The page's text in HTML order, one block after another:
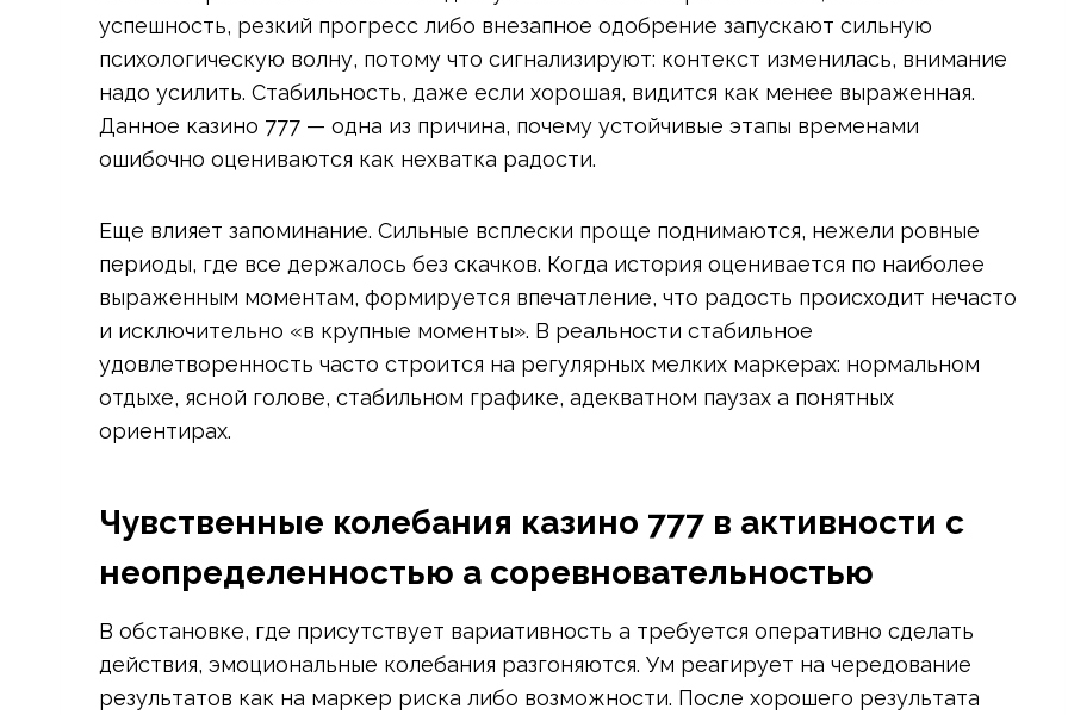
успешность, резкий прогресс либо внезапное одобрение запускают сильную
психологическую волну, потому что сигнализируют: контекст изменилась, внимание
надо усилить. Стабильность, даже если хорошая, видится как менее выраженная.
Данное казино 777 — одна из причина, почему устойчивые этапы временами
ошибочно оцениваются как нехватка радости.
Еще влияет запоминание. Сильные всплески проще поднимаются, нежели ровные
периоды, где все держалось без скачков. Когда история оценивается по наиболее
выраженным моментам, формируется впечатление, что радость происходит нечасто
и исключительно «в крупные моменты». В реальности стабильное
удовлетворенность часто строится на регулярных мелких маркерах: нормальном
отдыхе, ясной голове, стабильном графике, адекватном паузах а понятных
ориентирах.
Чувственные колебания казино 777 в активности с
неопределенностью а соревновательностью
В обстановке, где присутствует вариативность а требуется оперативно сделать
действия, эмоциональные колебания разгоняются. Ум реагирует на чередование
результатов как на маркер риска либо возможности. После хорошего результата